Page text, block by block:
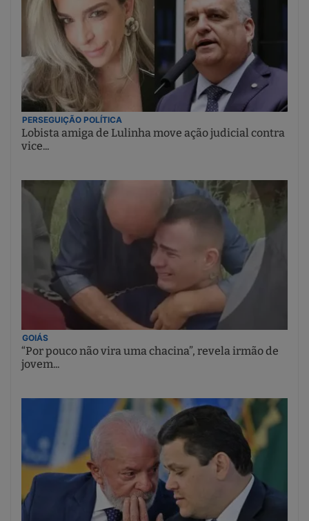
PERSEGUIÇÃO POLÍTICA
Lobista amiga de Lulinha move ação judicial contra
vice...
GOIÁS
“Por pouco não vira uma chacina”, revela irmão de
jovem...